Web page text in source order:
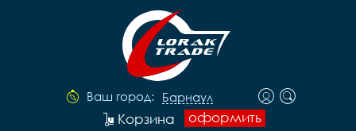
Ваш город: Барнаул
оформить
Корзина